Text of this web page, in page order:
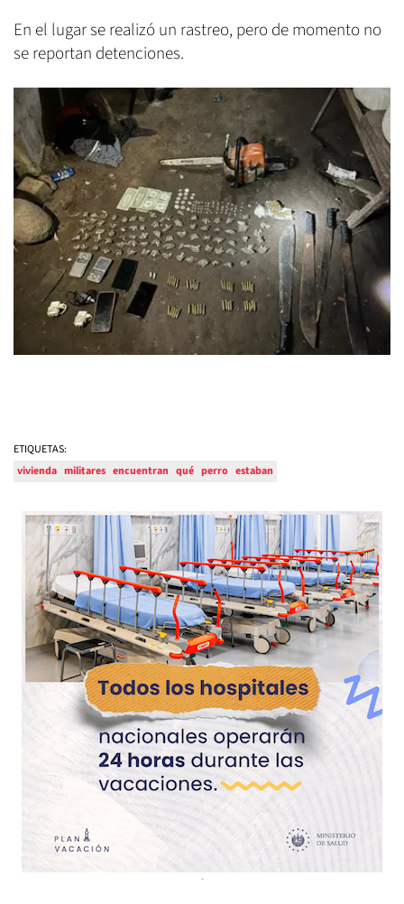
En el lugar se realizó un rastreo, pero de momento no
se reportan detenciones.
ETIQUETAS:
vivienda militares encuentran qué perro estaban